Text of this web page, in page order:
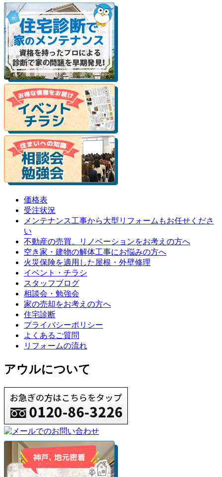
価格表
受注状況
メンテナンス工事から大型リフォームもお任せくださ
い
不動産の売買、リノベーションをお考えの方へ
空き家・建物の解体工事にお悩みの方へ
火災保険を適用した屋根・外壁修理
イベント・チラシ
スタッフブログ
相談会・勉強会
家の売却をお考えの方へ
住宅診断
プライバシーポリシー
よくあるご質問
リフォームの流れ
アウルについて